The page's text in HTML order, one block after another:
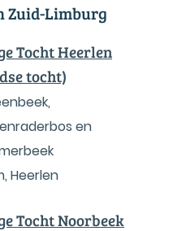
Zuid-Limburg
Tocht Heerlen
tocht)
en
, Heerlen
Tocht Noorbeek